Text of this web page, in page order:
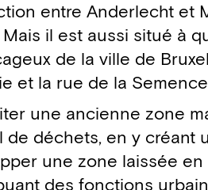
entre Anderlecht et
il est aussi situé à
de la ville de
et la rue de la
une ancienne zone
déchets, en y créant
une zone laissée
des fonctions